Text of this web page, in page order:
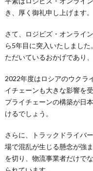
き、厚く御礼申し上げます。
さて、ロジビズ・オンライ
ら5年目に突入いたしまし
ただいているおかげであり
2022年度はロシアのウクラ
イチェーンも大きな影響を
プライチェーンの構築が日
けるでしょう。
さらに、トラックドライバ
場で混乱が生じる懸念が強
を切り、物流事業者だけで